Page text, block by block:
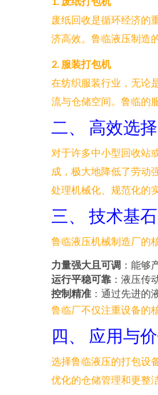
废纸回收是循环经济的
济高效。鲁临液压制造
2. 服装打包机
在纺织服装行业，无论
流与仓储空间。鲁临的
二、 高效选
对于许多中小型回收站
成，极大地降低了劳动
处理机械化、规范化的
三、 技术基
鲁临液压机械制造厂的
力量强大且可调 ：能够
运行平稳可靠 ：液压传
控制精准 ：通过先进的
鲁临厂不仅注重设备的
四、 应用与
选择鲁临液压的打包设
优化的仓储管理和更整